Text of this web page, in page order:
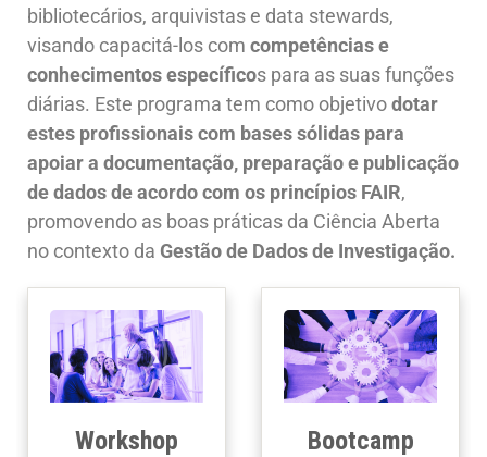
bibliotecários, arquivistas e data stewards,
visando capacitá-los com competências e
conhecimentos específicos para as suas funções
diárias. Este programa tem como objetivodotar
estes profissionais com bases sólidas para
apoiar a documentação, preparação e publicação
de dados de acordo com os princípios FAIR,
promovendo as boas práticas da Ciência Aberta
no contexto da Gestão de Dados de Investigação.
Workshop
Bootcamp